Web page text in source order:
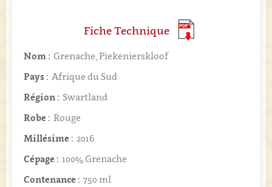
Fiche Technique
Nom : Grenache, Piekenierskloof
Pays : Afrique du Sud
Région : Swartland
Robe : Rouge
Millésime : 2016
Cépage : 100% Grenache
Contenance : 750 ml